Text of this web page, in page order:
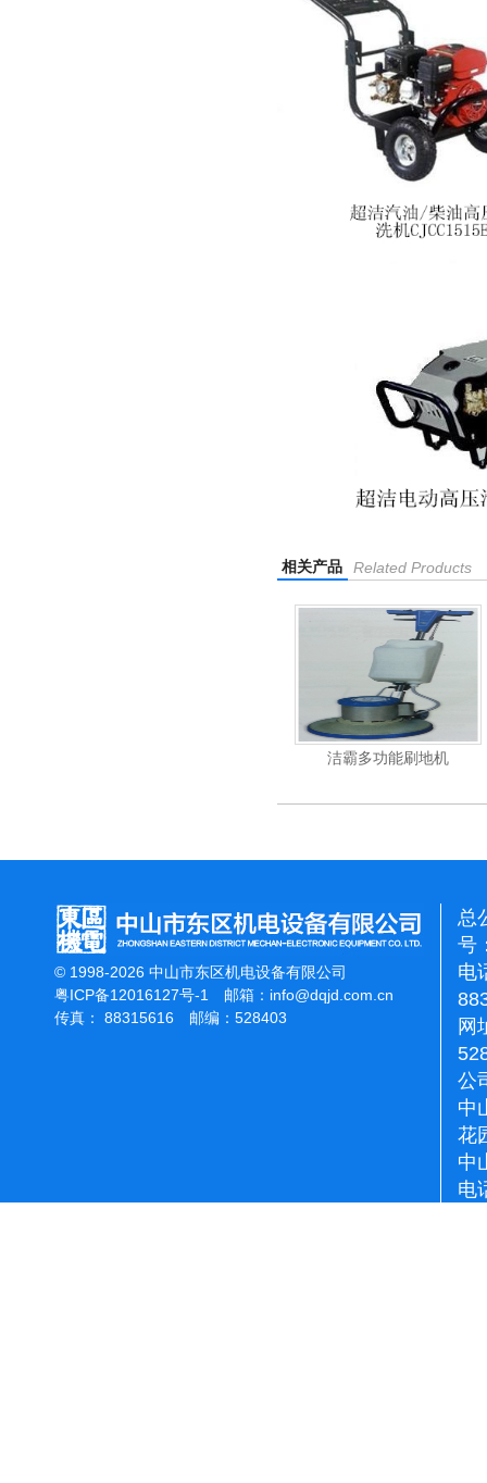
相关产品 Related Products
洁霸多功能刷地机
© 1998-2026 中山市东区机电设备有限公司
粤ICP备12016127号-1
邮箱： info@dqjd.com.cn
传真： 88315616 邮编：528403
总
号
电
网
公
中
花
中
电